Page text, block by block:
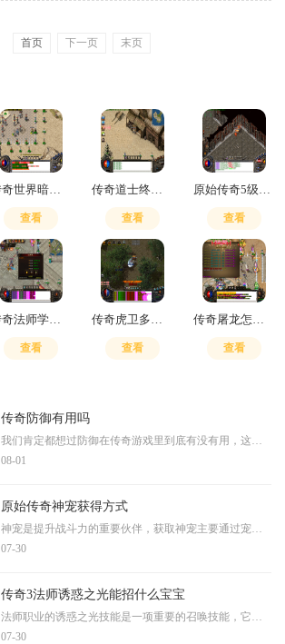
首页 下一页 末页
传奇世界暗影精华怎么获得
查看
传奇道士终极武器
查看
原始传奇5级火符还是4级嗜血
查看
传奇法师学火系还是雷系技能
查看
传奇虎卫多少级抓
查看
传奇屠龙怎么升级快一点
查看
传奇防御有用吗
08-01
原始传奇神宠获得方式
07-30
传奇3法师诱惑之光能招什么宝宝
07-30